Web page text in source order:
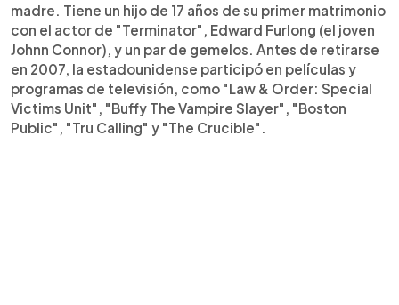
madre. Tiene un hijo de 17 años de su primer matrimonio
con el actor de "Terminator", Edward Furlong (el joven
Johnn Connor), y un par de gemelos. Antes de retirarse
en 2007, la estadounidense participó en películas y
programas de televisión, como "Law & Order: Special
Victims Unit", "Buffy The Vampire Slayer", "Boston
Public", "Tru Calling" y "The Crucible".